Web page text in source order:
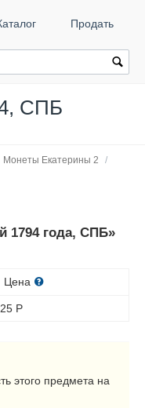
Продать
СПБ
Монеты Екатерины 2
/
1794 года, СПБ»
Цена
Р
этого предмета на